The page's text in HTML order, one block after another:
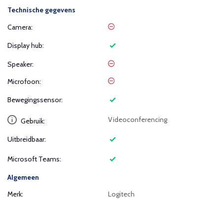
Technische gegevens
Camera:
Display hub:
Speaker:
Microfoon:
Bewegingssensor:
Gebruik: Videoconferencing
Uitbreidbaar:
Microsoft Teams:
Algemeen
Merk:
Logitech